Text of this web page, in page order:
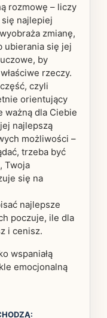
rozmowę – liczy
najlepiej
zmianę,
ubierania się jej
by
rzeczy.
czyli
orientujący
ważną dla Ciebie
najlepszą
możliwości –
trzeba być
Twoja
się na
najlepsze
poczuje, ile dla
i cenisz.
wspaniałą
emocjonalną